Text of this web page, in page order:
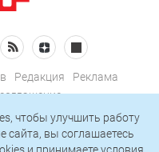
Редакция
Реклама
чтобы улучшить работу
сайта, вы соглашаетесь